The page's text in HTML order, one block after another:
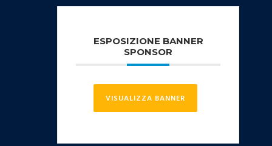
ESPOSIZIONE BANNER
SPONSOR
VISUALIZZA BANNER